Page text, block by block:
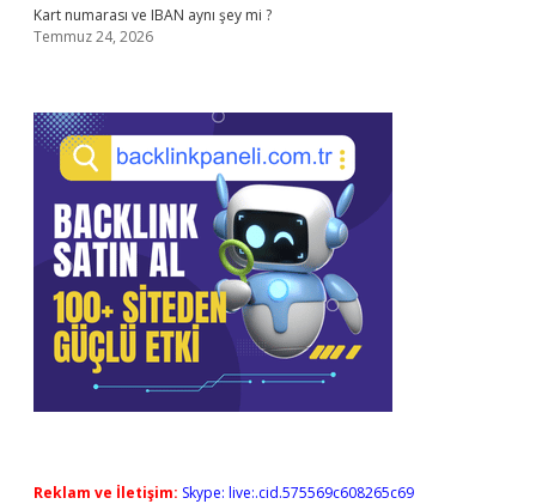
Kart numarası ve IBAN aynı şey mi ?
Temmuz 24, 2026
Reklam ve İletişim: Skype: live:.cid.575569c608265c69